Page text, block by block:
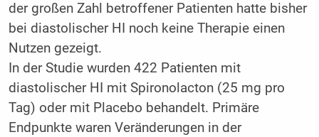
der großen Zahl betroffener Patienten hatte bisher
bei diastolischer HI noch keine Therapie einen
Nutzen gezeigt.
In der Studie wurden 422 Patienten mit
diastolischer HI mit Spironolacton (25 mg pro
Tag) oder mit Placebo behandelt. Primäre
Endpunkte waren Veränderungen in der